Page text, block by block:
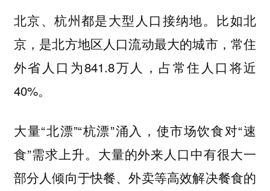
北京、杭州都是大型人口接纳地。比如北
京，是北方地区人口流动最大的城市，常住
外省人口为841.8万人，占常住人口将近
40%。
大量“北漂”“杭漂”涌入，使市场饮食对“速
食”需求上升。大量的外来人口中有很大一
部分人倾向于快餐、外卖等高效解决餐食的